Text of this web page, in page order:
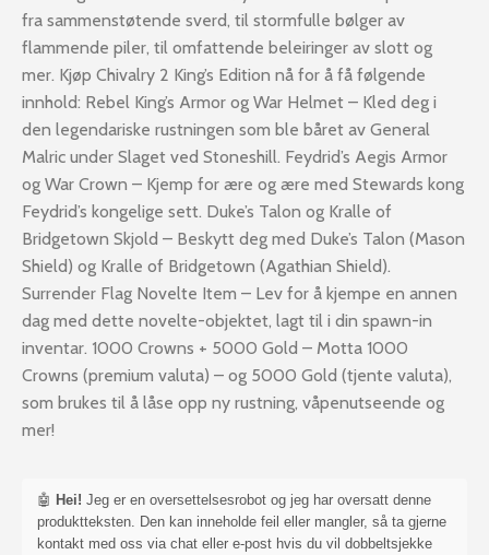
fra sammenstøtende sverd, til stormfulle bølger av
flammende piler, til omfattende beleiringer av slott og
mer. Kjøp Chivalry 2 King’s Edition nå for å få følgende
innhold: Rebel King’s Armor og War Helmet – Kled deg i
den legendariske rustningen som ble båret av General
Malric under Slaget ved Stoneshill. Feydrid’s Aegis Armor
og War Crown – Kjemp for ære og ære med Stewards kong
Feydrid’s kongelige sett. Duke’s Talon og Kralle of
Bridgetown Skjold – Beskytt deg med Duke’s Talon (Mason
Shield) og Kralle of Bridgetown (Agathian Shield).
Surrender Flag Novelte Item – Lev for å kjempe en annen
dag med dette novelte-objektet, lagt til i din spawn-in
inventar. 1000 Crowns + 5000 Gold – Motta 1000
Crowns (premium valuta) – og 5000 Gold (tjente valuta),
som brukes til å låse opp ny rustning, våpenutseende og
mer!
🤖 Hei! Jeg er en oversettelsesrobot og jeg har oversatt denne
produktteksten. Den kan inneholde feil eller mangler, så ta gjerne
kontakt med oss via chat eller e-post hvis du vil dobbeltsjekke